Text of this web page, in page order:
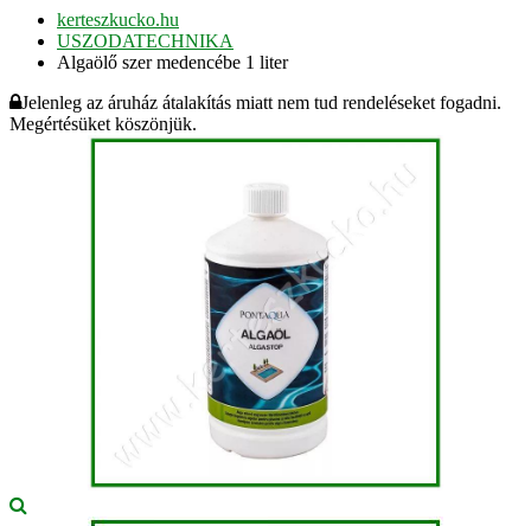
kerteszkucko.hu
USZODATECHNIKA
Algaölő szer medencébe 1 liter
Jelenleg az áruház átalakítás miatt nem tud rendeléseket fogadni.
Megértésüket köszönjük.